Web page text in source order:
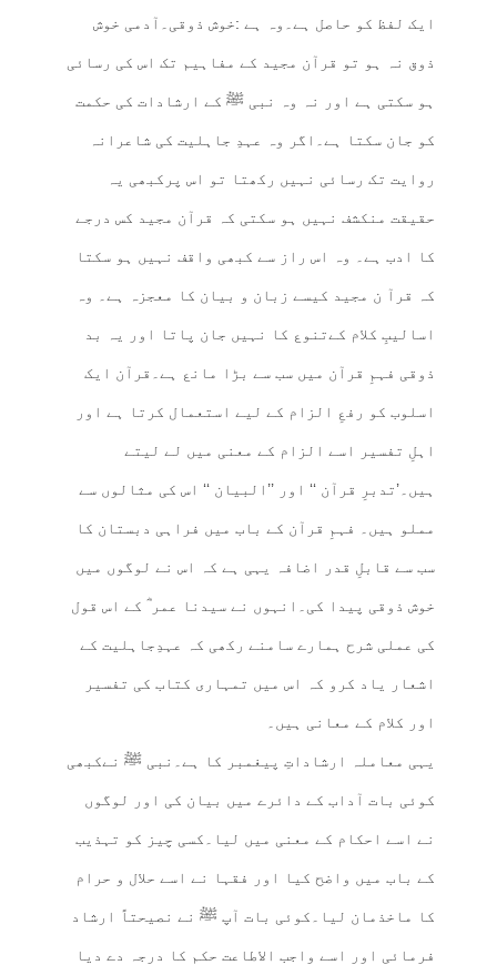
ایک لفظ کو حاصل ہے۔وہ ہے :خوش ذوقی۔آدمی خوش
ذوق نہ ہو تو قرآن مجید کے مفاہیم تک اس کی رسائی
ہو سکتی ہے اور نہ وہ نبی ﷺ کے ارشادات کی حکمت
کو جان سکتا ہے۔اگر وہ عہدِ جاہلیت کی شاعرانہ
روایت تک رسائی نہیں رکھتا تو اس پرکبھی یہ
حقیقت منکشف نہیں ہو سکتی کہ قرآن مجید کس درجے
کا ادب ہے۔ وہ اس راز سے کبھی واقف نہیں ہو سکتا
کہ قرآ ن مجید کیسے زبان و بیان کا معجزہ ہے۔ وہ
اسالیبِ کلام کےتنوع کا نہیں جان پاتا اور یہ بد
ذوقی فہمِ قرآن میں سب سے بڑا مانع ہے۔قرآن ایک
اسلوب کو رفعِ الزام کے لیے استعمال کرتا ہے اور
اہلِ تفسیر اسے الزام کے معنی میں لے لیتے
ہیں۔’تدبرِ قرآن ‘‘ اور ’’البیان ‘‘ اس کی مثالوں سے
مملو ہیں۔ فہمِ قرآن کے باب میں فراہی دبستان کا
سب سے قابلِ قدر اضافہ یہی ہے کہ اس نے لوگوں میں
خوش ذوقی پیدا کی۔انہوں نے سیدنا عمر ؓ کے اس قول
کی عملی شرح ہمارے سامنے رکھی کہ عہدِجاہلیت کے
اشعار یاد کرو کہ اس میں تمہاری کتاب کی تفسیر
اور کلام کے معانی ہیں۔
یہی معاملہ ارشاداتِ پیغمبر کا ہے۔نبی ﷺ نےکبھی
کوئی بات آداب کے دائرے میں بیان کی اور لوگوں
نے اسے احکام کے معنی میں لیا۔کسی چیز کو تہذیب
کے باب میں واضح کیا اور فقہا نے اسے حلال و حرام
کا ماخذمان لیا۔کوئی بات آپ ﷺ نے نصیحتاً ارشاد
فرمائی اور اسے واجب الاطاعت حکم کا درجہ دے دیا